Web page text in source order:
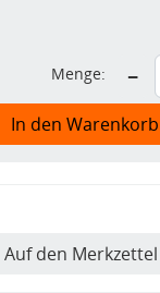
Menge: −
In den Warenkorb
Auf den Merkzettel